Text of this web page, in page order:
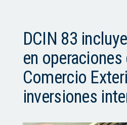
DCIN 83
en operaciones
Comercio
inversiones